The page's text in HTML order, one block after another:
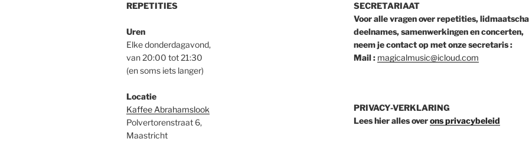
REPETITIES
Uren
Elke donderdagavond,
van 20:00 tot 21:30
(en soms iets langer)
Locatie
Kaffee Abrahamslook
Polvertorenstraat 6,
Maastricht
SECRETARIAAT
Voor alle vragen over repetities,
deelnames, samenwerkingen en concerten,
neem je contact op met onze secretaris :
Mail : magicalmusic@icloud.com
PRIVACY-VERKLARING
Lees hier alles overons privacybeleid